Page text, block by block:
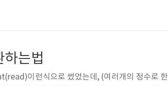
을 해줘야 이 친절을
는법
이런식으로 썼었는데, (여러개의 정수로 한